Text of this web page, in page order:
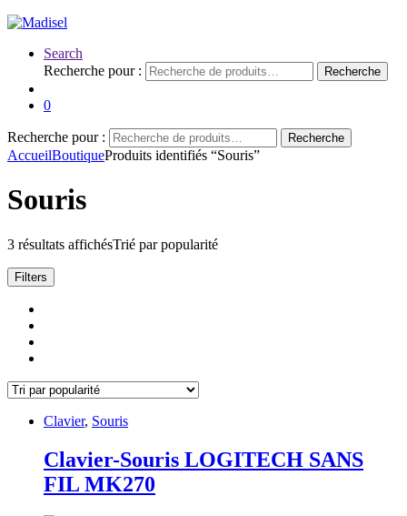
Search
Recherche pour :
Recherche
0
Recherche pour : Recherche
AccueilBoutiqueProduits identifiés “Souris”
Souris
3 résultats affichésTrié par popularité
Filters
Clavier, Souris
Clavier-Souris LOGITECH SANS
FIL MK270